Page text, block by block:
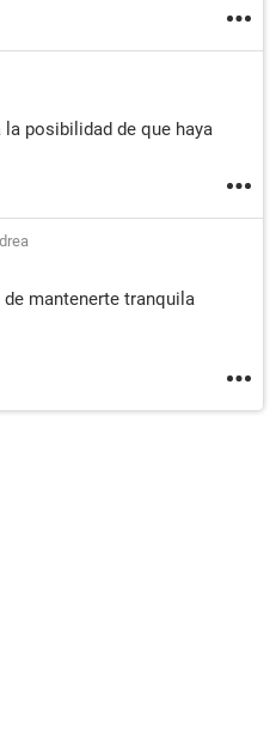
posibilidad de que haya
mantenerte tranquila